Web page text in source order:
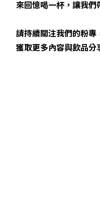
來回憶喝一杯，讓我們
請持續關注我們的粉專
獲取更多內容與飲品分